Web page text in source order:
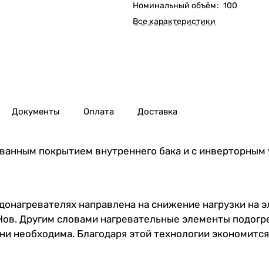
Номинальный объём: 100
Все характеристики
Документы Оплата Доставка
покрытием внутреннего бака и с
направлена на снижение нагрузки на
Другим словами нагревательные элементы
необходима. Благодаря этой технологии